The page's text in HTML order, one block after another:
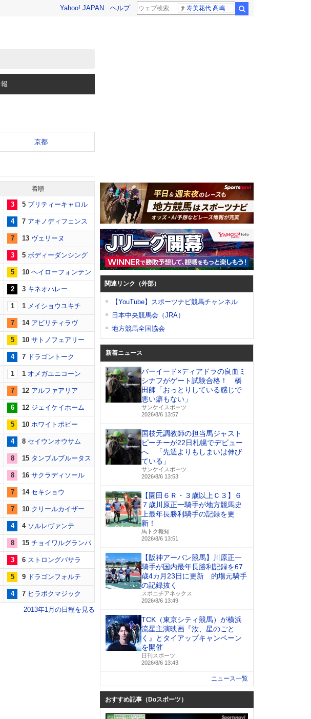
Yahoo! JAPAN ヘルプ
京都
着順
3 5 プリティーキャロル
4 7 アキノディフェンス
7 13 ヴェリーヌ
3 5 ボディーダンシング
5 10 ヘイローフォンテン
2 3 キネオハレー
1 1 メイショウユキチ
7 14 アビリティラヴ
5 10 サトノフェアリー
4 7 ドラゴントーク
1 1 オメガユニコーン
7 12 アルファアリア
6 12 ジェイケイホーム
5 10 ホワイトポピー
4 8 セイウンオウサム
8 15 タンブルブルータス
8 16 サクラディソール
7 14 セキショウ
7 10 クリールカイザー
4 4 ソルレヴァンテ
8 15 チョイワルグランパ
3 6 ストロングバサラ
5 9 ドラゴンフォルテ
4 7 ヒラボクマジック
2013年1月の日程を見る
関連リンク（外部）
【YouTube】スポーツナビ競馬チャンネル
日本中央競馬会（JRA）
地方競馬全国協会
新着ニュース
バーイード×ディアドラの良血ミ
シナフがゲート試験合格！ 橋
田師「おっとりしている感じで
悪い癖もない」
サンケイスポーツ
2026/8/6 13:57
国枝元調教師の担当馬ジャスト
ピーチーが22日札幌でデビュー
へ 「先週よりもしまいは伸び
ている」
サンケイスポーツ
2026/8/6 13:53
【園田６Ｒ・３歳以上Ｃ３】６
７歳川原正一騎手が地方競馬史
上最年長勝利騎手の記録を更
新！
馬トク報知
2026/8/6 13:51
【阪神アーバン競馬】川原正一
騎手が国内最年長勝利記録を67
歳4カ月23日に更新 的場元騎手
の記録抜く
スポニチアネックス
2026/8/6 13:49
TCK（東京シティ競馬）が横浜
流星主演映画『汝、星のごと
く』とタイアップキャンペーン
を開催
日刊スポーツ
2026/8/6 13:43
ニュース一覧
おすすめ記事（Doスポーツ）